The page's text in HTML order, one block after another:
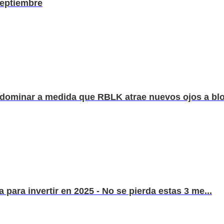
a medida que RBLK atrae nuevos ojos a
invertir en 2025 - No se pierda estas 3 me...